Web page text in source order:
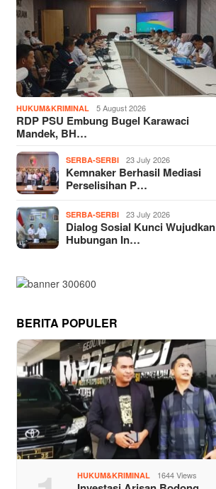
HUKUM&KRIMINAL 5 August 2026
RDP PSU Embung Bugel Karawaci
Mandek, BH…
SERBA-SERBI 23 July 2026
Kemnaker Berhasil Mediasi
Perselisihan P…
SERBA-SERBI 23 July 2026
Dialog Sosial Kunci Wujudkan
Hubungan In…
BERITA POPULER
HUKUM&KRIMINAL 1644 Views